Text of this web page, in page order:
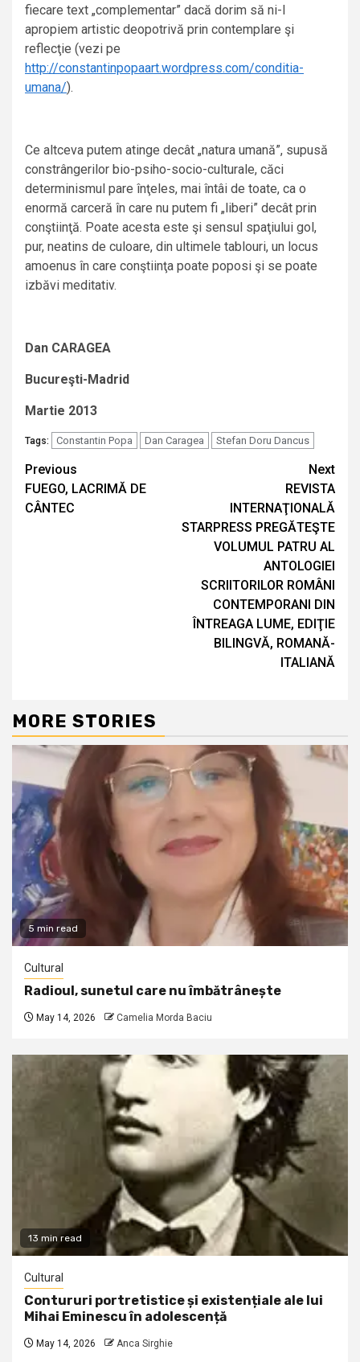
fiecare text „complementar” dacă dorim să ni-l
apropiem artistic deopotrivă prin contemplare şi
reflecţie (vezi pe
http://constantinpopaart.wordpress.com/conditia-
umana/).
Ce altceva putem atinge decât „natura umană”, supusă
constrângerilor bio-psiho-socio-culturale, căci
determinismul pare înţeles, mai întâi de toate, ca o
enormă carceră în care nu putem fi „liberi” decât prin
conştiinţă. Poate acesta este şi sensul spaţiului gol,
pur, neatins de culoare, din ultimele tablouri, un locus
amoenus în care conştiinţa poate poposi şi se poate
izbăvi meditativ.
Dan CARAGEA
Bucureşti-Madrid
Martie 2013
Tags: Constantin Popa Dan Caragea Stefan Doru Dancus
Continue
Reading
Previous
FUEGO, LACRIMĂ DE
CÂNTEC
Next
REVISTA
INTERNAŢIONALĂ
STARPRESS PREGĂTEŞTE
VOLUMUL PATRU AL
ANTOLOGIEI
SCRIITORILOR ROMÂNI
CONTEMPORANI DIN
ÎNTREAGA LUME, EDIŢIE
BILINGVĂ, ROMANĂ-
ITALIANĂ
MORE STORIES
5 min read
Cultural
Radioul, sunetul care nu îmbătrânește
May 14, 2026 Camelia Morda Baciu
13 min read
Cultural
Contururi portretistice și existențiale ale lui
Mihai Eminescu în adolescență
May 14, 2026 Anca Sirghie